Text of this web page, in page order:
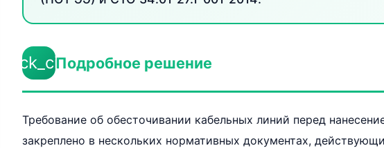
check_circleПодробное решение
Требование об обесточивании кабельных линий перед
закреплено в нескольких нормативных документах,